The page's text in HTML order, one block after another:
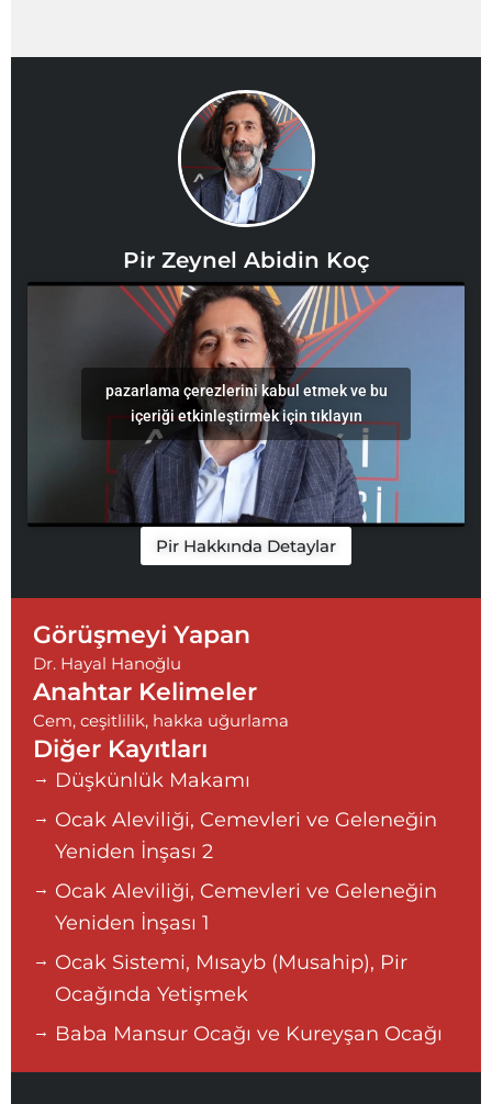
Pir Zeynel Abidin Koç
pazarlama çerezlerini kabul etmek ve bu
içeriği etkinleştirmek için tıklayın
Pir Hakkında Detaylar
Görüşmeyi Yapan
Dr. Hayal Hanoğlu
Anahtar Kelimeler
Cem, ceşitlilik, hakka uğurlama
Diğer Kayıtları
Düşkünlük Makamı
Ocak Aleviliği, Cemevleri ve Geleneğin
Yeniden İnşası 2
Ocak Aleviliği, Cemevleri ve Geleneğin
Yeniden İnşası 1
Ocak Sistemi, Mısayb (Musahip), Pir
Ocağında Yetişmek
Baba Mansur Ocağı ve Kureyşan Ocağı